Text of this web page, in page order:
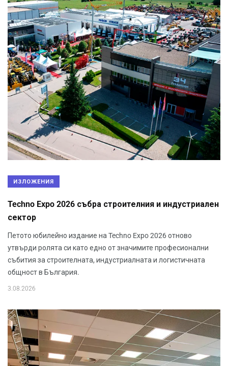
ИЗЛОЖЕНИЯ
Techno Expo 2026 събра строителния и индустриален
сектор
Петото юбилейно издание на Techno Expo 2026 отново
утвърди ролята си като едно от значимите професионални
събития за строителната, индустриалната и логистичната
общност в България.
3.08.2026